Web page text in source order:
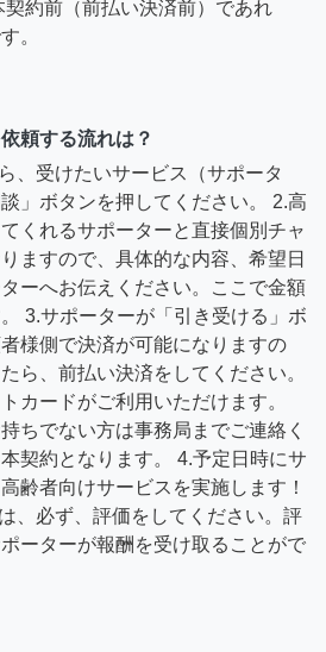
約前（前払い決済前）であれ
。
頼する流れは？
、受けたいサービス（サポータ
」ボタンを押してください。 2.高
くれるサポーターと直接個別チャ
ますので、具体的な内容、希望日
ーへお伝えください。ここで金額
3.サポーターが「引き受ける」ボ
様側で決済が可能になりますの
ら、前払い決済をしてください。
カードがご利用いただけます。
ちでない方は事務局までご連絡く
契約となります。 4.予定日時にサ
齢者向けサービスを実施します！
、必ず、評価をしてください。評
ーターが報酬を受け取ることがで